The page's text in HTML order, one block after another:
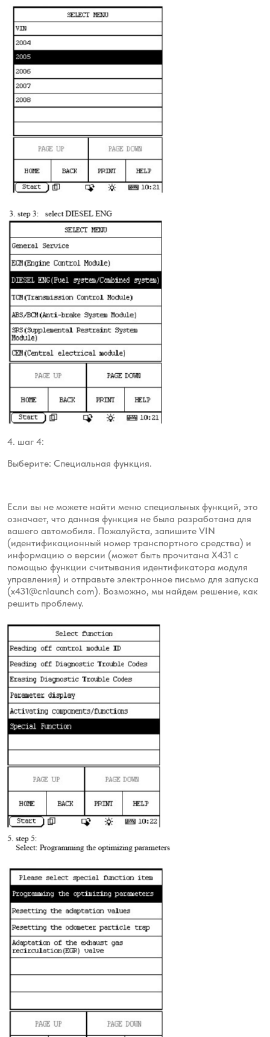
4. шаг 4:
Выберите: Специальная функция.
Если вы не можете найти меню специальных функций, это
означает, что данная функция не была разработана для
вашего автомобиля. Пожалуйста, запишите VIN
(идентификационный номер транспортного средства) и
информацию о версии (может быть прочитана X431 с
помощью функции считывания идентификатора модуля
управления) и отправьте электронное письмо для запуска
(x431@cnlaunch com). Возможно, мы найдем решение, как
решить проблему.